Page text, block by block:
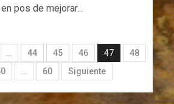
pos de mejorar...
44 45 46 47
48
60 Siguiente